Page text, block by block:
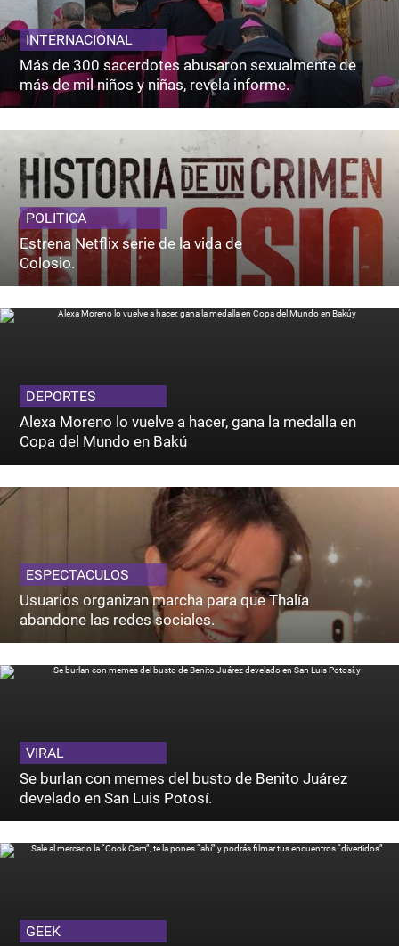
INTERNACIONAL
Más de 300 sacerdotes abusaron sexualmente de
más de mil niños y niñas, revela informe.
POLITICA
Estrena Netflix serie de la vida de
Colosio.
DEPORTES
Alexa Moreno lo vuelve a hacer, gana la medalla en
Copa del Mundo en Bakú
ESPECTACULOS
Usuarios organizan marcha para que Thalía
abandone las redes sociales.
VIRAL
Se burlan con memes del busto de Benito Juárez
develado en San Luis Potosí.
GEEK